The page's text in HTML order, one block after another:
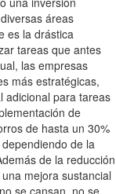
áreas
es la drástica
tareas que antes
las empresas
más estratégicas,
adicional para tareas
de
de hasta un 30%
de la
de la reducción
mejora sustancial